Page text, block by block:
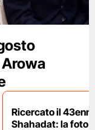
Arowa
Ricercato il
Shahadat: la foto